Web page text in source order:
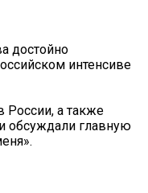
достойно
интенсиве
России, а также
обсуждали главную